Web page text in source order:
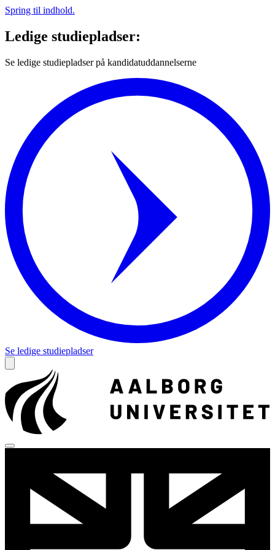
Spring til indhold.
Ledige studiepladser:
Se ledige studiepladser på kandidatuddannelserne
Se ledige studiepladser